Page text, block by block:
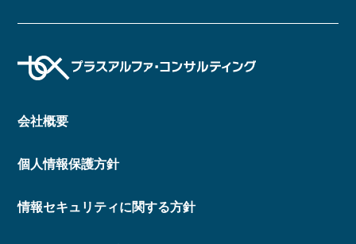
会社概要
個人情報保護方針
情報セキュリティに関する方針